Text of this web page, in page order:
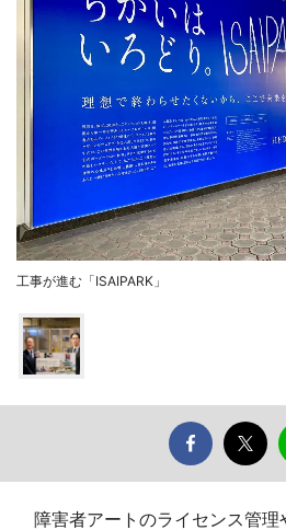
工事が進む「ISAIPARK」
障害者アートのライセンス管理